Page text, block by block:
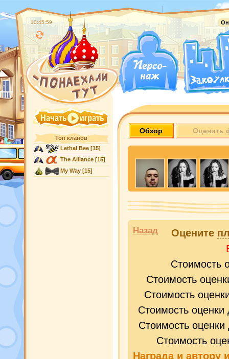
10:46:00
Топ кланов
Lethal Bee[15]
The Alliance[15]
My Way[15]
Обзор Оценить
Назад Оцените
Стоимость
Стоимость
Стоимость
Стоимость
Стоимость
Стоимость
Награда и автору